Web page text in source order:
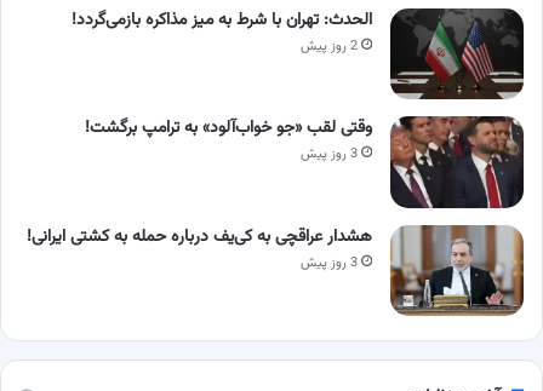
الحدث: تهران با شرط به میز مذاکره بازمی‌گردد!
2 روز پیش
وقتی لقب «جو خواب‌آلود» به ترامپ برگشت!
3 روز پیش
هشدار عراقچی به کی‌یف درباره حمله به کشتی ایرانی!
3 روز پیش